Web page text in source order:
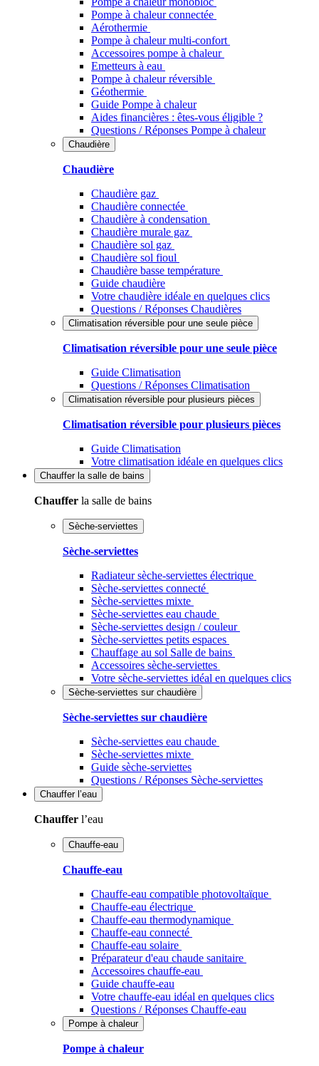
Pompe à chaleur connectée
Aérothermie
Pompe à chaleur multi-confort
Accessoires pompe à chaleur
Emetteurs à eau
Pompe à chaleur réversible
Géothermie
Guide Pompe à chaleur
Aides financières : êtes-vous éligible ?
Questions / Réponses Pompe à chaleur
Chaudière
Chaudière
Chaudière gaz
Chaudière connectée
Chaudière à condensation
Chaudière murale gaz
Chaudière sol gaz
Chaudière sol fioul
Chaudière basse température
Guide chaudière
Votre chaudière idéale en quelques clics
Questions / Réponses Chaudières
Climatisation réversible pour une seule pièce
Climatisation réversible pour une seule pièce
Guide Climatisation
Questions / Réponses Climatisation
Climatisation réversible pour plusieurs pièces
Climatisation réversible pour plusieurs pièces
Guide Climatisation
Votre climatisation idéale en quelques clics
Chauffer la salle de bains
Chauffer la salle de bains
Sèche-serviettes
Sèche-serviettes
Radiateur sèche-serviettes électrique
Sèche-serviettes connecté
Sèche-serviettes mixte
Sèche-serviettes eau chaude
Sèche-serviettes design / couleur
Sèche-serviettes petits espaces
Chauffage au sol Salle de bains
Accessoires sèche-serviettes
Votre sèche-serviettes idéal en quelques clics
Sèche-serviettes sur chaudière
Sèche-serviettes sur chaudière
Sèche-serviettes eau chaude
Sèche-serviettes mixte
Guide sèche-serviettes
Questions / Réponses Sèche-serviettes
Chauffer l’eau
Chauffer l’eau
Chauffe-eau
Chauffe-eau
Chauffe-eau compatible photovoltaïque
Chauffe-eau électrique
Chauffe-eau thermodynamique
Chauffe-eau connecté
Chauffe-eau solaire
Préparateur d'eau chaude sanitaire
Accessoires chauffe-eau
Guide chauffe-eau
Votre chauffe-eau idéal en quelques clics
Questions / Réponses Chauffe-eau
Pompe à chaleur
Pompe à chaleur